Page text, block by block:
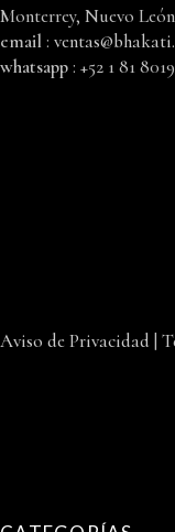
Monterrey, Nuevo
email:
whatsapp: +52 1 81
Aviso de Privacidad |